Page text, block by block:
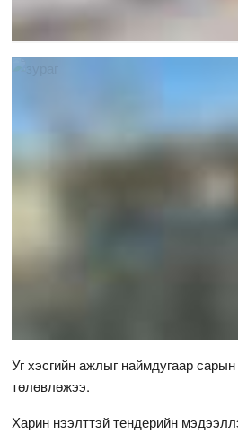
Уг хэсгийн ажлыг наймдугаар
төлөвлөжээ.
Харин нээлттэй тендерийн